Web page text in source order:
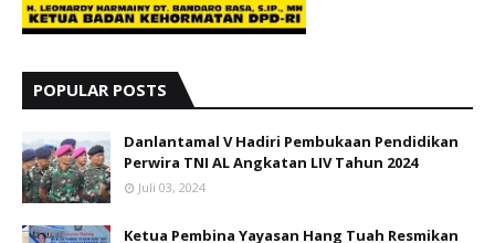
POPULAR POSTS
Danlantamal V Hadiri Pembukaan Pendidikan
Perwira TNI AL Angkatan LIV Tahun 2024
Juli 03, 2024
Ketua Pembina Yayasan Hang Tuah Resmikan